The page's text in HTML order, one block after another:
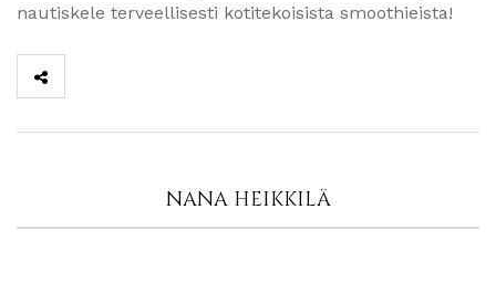
nautiskele terveellisesti kotitekoisista smoothieista!
NANA HEIKKILÄ